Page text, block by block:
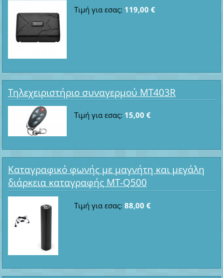
Τιμή για εσας: 119,00 €
Τηλεχειριστήριο συναγερμού MT403R
Τιμή για εσας: 15,00 €
Καταγραφικό φωνής με μαγνήτη και μεγάλη
διάρκεια καταγραφής MT-Q500
Τιμή για εσας: 88,00 €